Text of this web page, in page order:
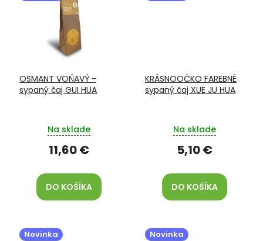
OSMANT VOŇAVÝ -
sypaný čaj GUI HUA
Na sklade
11,60 €
DO KOŠÍKA
KRÁSNOOČKO FAREBNÉ
sypaný čaj XUE JU HUA
Na sklade
5,10 €
DO KOŠÍKA
Novinka Novinka